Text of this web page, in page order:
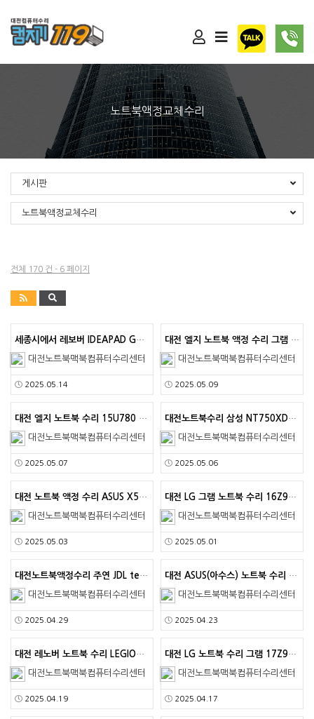
노트북액정교체수리
게시판
노트북액정교체수리
전체 170 건 - 6 페이지
세종시에서 레보버 IDEAPAD GAMING 3 15A…
대전노트북맥북컴퓨터수리센터
2025.05.14
대전 엘지 노트북 액정 수리 그램 15z90n-vr50…
대전노트북맥북컴퓨터수리센터
2025.05.09
대전 엘지 노트북 수리 15U780 울트라북 액정 잔상…
대전노트북맥북컴퓨터수리센터
2025.05.07
대전노트북수리 삼성 NT750XDA 액정 파손 새로운 …
대전노트북맥북컴퓨터수리센터
2025.05.06
대전 노트북 액정 수리 ASUS X507UA 패널 교체…
대전노트북맥북컴퓨터수리센터
2025.05.03
대전 LG 그램 노트북 수리 16Z90P-GA50K 액…
대전노트북맥북컴퓨터수리센터
2025.05.01
대전노트북액정수리 주연 JDL tech HELIOS 1…
대전노트북맥북컴퓨터수리센터
2025.04.29
대전 ASUS(아수스) 노트북 수리 ROG STRIX …
대전노트북맥북컴퓨터수리센터
2025.04.23
대전 레노버 노트북 수리 LEGION 5 15ACH6H…
대전노트북맥북컴퓨터수리센터
2025.04.19
대전 LG 노트북 수리 그램 17Z90Q-GA5WK 1…
대전노트북맥북컴퓨터수리센터
2025.04.17